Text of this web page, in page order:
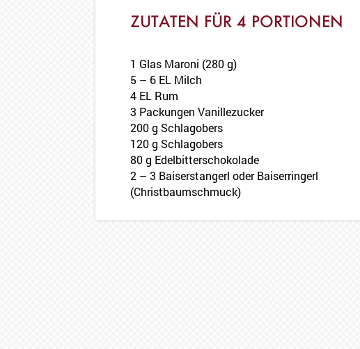
ZUTATEN FÜR 4 PORTIONEN
1 Glas Maroni (280 g)
5 – 6 EL Milch
4 EL Rum
3 Packungen Vanillezucker
200 g Schlagobers
120 g Schlagobers
80 g Edelbitterschokolade
2 – 3 Baiserstangerl oder Baiserringerl
(Christbaumschmuck)